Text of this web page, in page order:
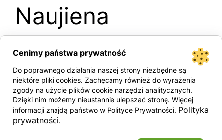
Naujiena
Cenimy państwa prywatność
Do poprawnego działania naszej strony niezbędne są
niektóre pliki cookies. Zachęcamy również do wyrażenia
zgody na użycie plików cookie narzędzi analitycznych.
Dzięki nim możemy nieustannie ulepszać stronę. Więcej
informacji znajdą państwo w Polityce Prywatności. Polityka
prywatności.